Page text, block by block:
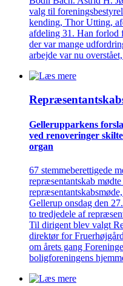
valg til
kending, Thor Utting,
afdeling 31. Han forlod
der var mange
arbejde var nu
Gellerup­parkens
ved renove­ringer
organ
67 stemmeberettigede
repræsentantskab
Gellerup onsdag den
to tredjedele af
Til dirigent blev valgt
direktør for
om årets gang
boligforeningens